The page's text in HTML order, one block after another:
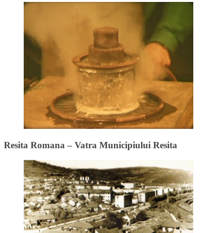
Resita Romana – Vatra Municipiului Resita